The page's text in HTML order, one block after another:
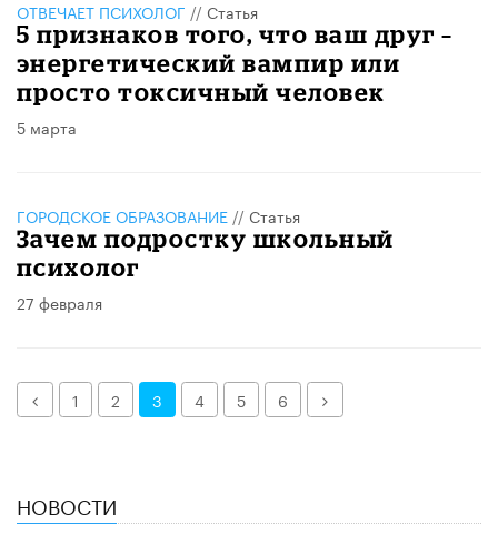
ОТВЕЧАЕТ ПСИХОЛОГ // Статья
5 признаков того, что ваш друг –
энергетический вампир или
просто токсичный человек
5 марта
ГОРОДСКОЕ ОБРАЗОВАНИЕ // Статья
Зачем подростку школьный
психолог
27 февраля
Назад1 2 3 4 5 6 Далее
НОВОСТИ